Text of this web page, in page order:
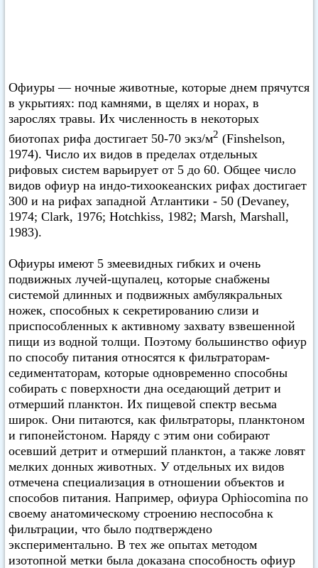
Офиуры — ночные животные, которые днем прячутся
в укрытиях: под камнями, в щелях и норах, в
зарослях травы. Их численность в некоторых
биотопах рифа достигает 50-70 экз/м2 (Finshelson,
1974). Число их видов в пределах отдельных
рифовых систем варьирует от 5 до 60. Общее число
видов офиур на индо-тихоокеанских рифах достигает
300 и на рифах западной Атлантики - 50 (Devaney,
1974; Clark, 1976; Hotchkiss, 1982; Marsh, Marshall,
1983).
Офиуры имеют 5 змеевидных гибких и очень
подвижных лучей-щупалец, которые снабжены
системой длинных и подвижных амбулякральных
ножек, способных к секретированию слизи и
приспособленных к активному захвату взвешенной
пищи из водной толщи. Поэтому большинство офиур
по способу питания относятся к фильтраторам-
седиментаторам, которые одновременно способны
собирать с поверхности дна оседающий детрит и
отмерший планктон. Их пищевой спектр весьма
широк. Они питаются, как фильтраторы, планктоном
и гипонейстоном. Наряду с этим они собирают
осевший детрит и отмерший планктон, а также ловят
мелких донных животных. У отдельных их видов
отмечена специализация в отношении объектов и
способов питания. Например, офиура Ophiocomina по
своему анатомическому строению неспособна к
фильтрации, что было подтверждено
экспериментально. В тех же опытах методом
изотопной метки была доказана способность офиур